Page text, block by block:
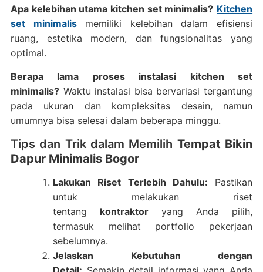
Apa kelebihan utama kitchen set minimalis? Kitchen
set minimalismemiliki kelebihan dalam efisiensi
ruang, estetika modern, dan fungsionalitas yang
optimal.
Berapa lama proses instalasi kitchen set
minimalis?Waktu instalasi bisa bervariasi tergantung
pada ukuran dan kompleksitas desain, namun
umumnya bisa selesai dalam beberapa minggu.
Tips dan Trik dalam Memilih Tempat Bikin
Dapur Minimalis Bogor
Lakukan Riset Terlebih Dahulu: Pastikan
untuk melakukan riset
tentang kontraktoryang Anda pilih,
termasuk melihat portfolio pekerjaan
sebelumnya.
Jelaskan Kebutuhan dengan